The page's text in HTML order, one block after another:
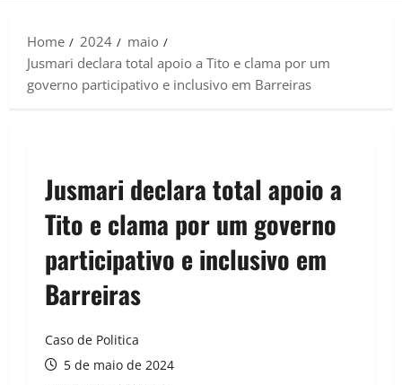
Home
2024
maio
Jusmari declara total apoio a Tito e clama por um
governo participativo e inclusivo em Barreiras
Jusmari declara total apoio a
Tito e clama por um governo
participativo e inclusivo em
Barreiras
Caso de Politica
5 de maio de 2024